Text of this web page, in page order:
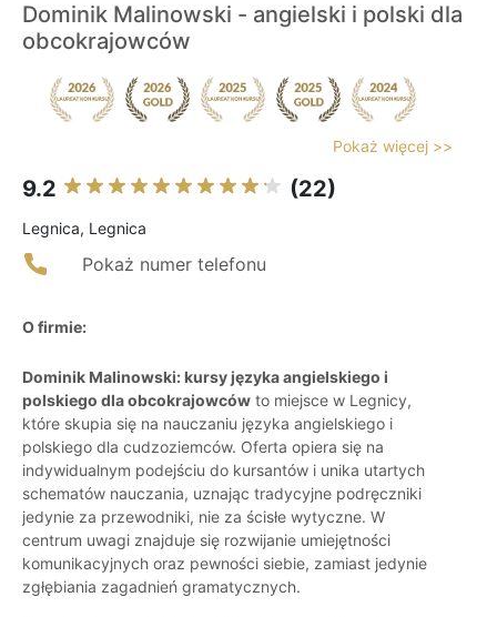
Dominik Malinowski - angielski i polski dla
obcokrajowców
Pokaż więcej >>
9.2 (22)
Legnica, Legnica
Pokaż numer telefonu
O firmie:
Dominik Malinowski: kursy języka angielskiego i
polskiego dla obcokrajowców to miejsce w Legnicy,
które skupia się na nauczaniu języka angielskiego i
polskiego dla cudzoziemców. Oferta opiera się na
indywidualnym podejściu do kursantów i unika utartych
schematów nauczania, uznając tradycyjne podręczniki
jedynie za przewodniki, nie za ścisłe wytyczne. W
centrum uwagi znajduje się rozwijanie umiejętności
komunikacyjnych oraz pewności siebie, zamiast jedynie
zgłębiania zagadnień gramatycznych.